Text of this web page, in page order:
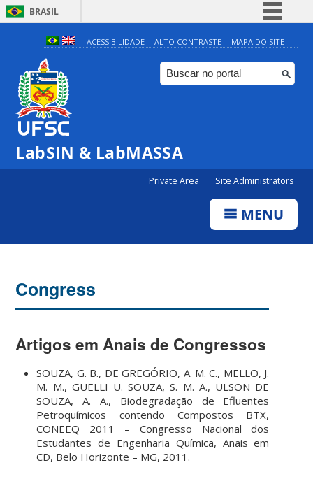
BRASIL
Simplifique!
Comunica BR
Participe
ACESSIBILIDADE ALTO CONTRASTE MAPA DO SITE
LabSIN & LabMASSA
Private Area Site Administrators
MENU
Congress
Artigos em Anais de Congressos
SOUZA, G. B., DE GREGÓRIO, A. M. C., MELLO, J.
M. M., GUELLI U. SOUZA, S. M. A., ULSON DE
SOUZA, A. A., Biodegradação de Efluentes
Petroquímicos contendo Compostos BTX,
CONEEQ 2011 – Congresso Nacional dos
Estudantes de Engenharia Química, Anais em
CD, Belo Horizonte – MG, 2011.